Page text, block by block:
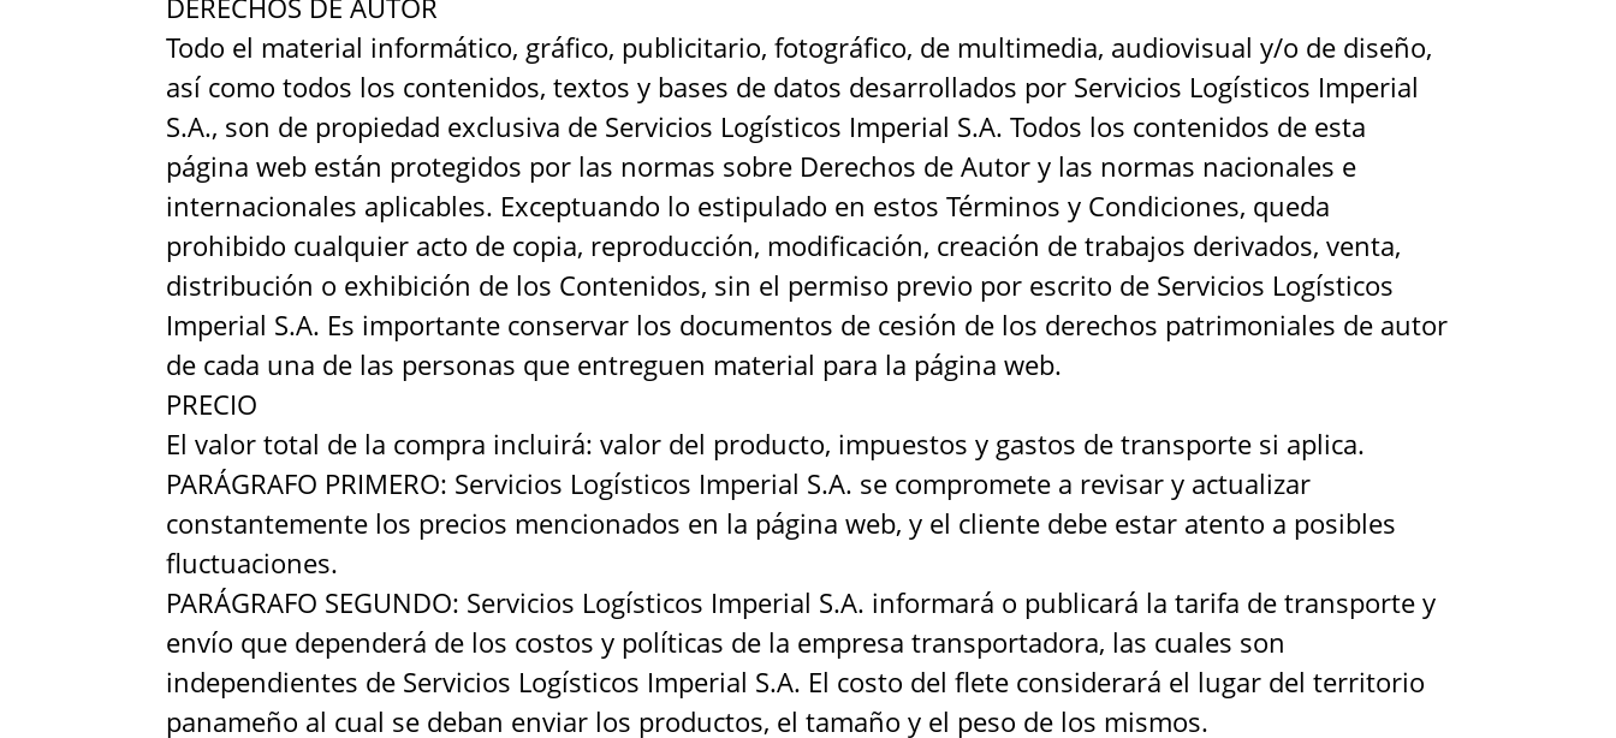
DERECHOS DE AUTOR
Todo el material informático, gráfico, publicitario, fotográfico, de multimedia, audiovisual y/o de diseño,
así como todos los contenidos, textos y bases de datos desarrollados por Servicios Logísticos Imperial
S.A., son de propiedad exclusiva de Servicios Logísticos Imperial S.A. Todos los contenidos de esta
página web están protegidos por las normas sobre Derechos de Autor y las normas nacionales e
internacionales aplicables. Exceptuando lo estipulado en estos Términos y Condiciones, queda
prohibido cualquier acto de copia, reproducción, modificación, creación de trabajos derivados, venta,
distribución o exhibición de los Contenidos, sin el permiso previo por escrito de Servicios Logísticos
Imperial S.A. Es importante conservar los documentos de cesión de los derechos patrimoniales de autor
de cada una de las personas que entreguen material para la página web.
PRECIO
El valor total de la compra incluirá: valor del producto, impuestos y gastos de transporte si aplica.
PARÁGRAFO PRIMERO: Servicios Logísticos Imperial S.A. se compromete a revisar y actualizar
constantemente los precios mencionados en la página web, y el cliente debe estar atento a posibles
fluctuaciones.
PARÁGRAFO SEGUNDO: Servicios Logísticos Imperial S.A. informará o publicará la tarifa de transporte y
envío que dependerá de los costos y políticas de la empresa transportadora, las cuales son
independientes de Servicios Logísticos Imperial S.A. El costo del flete considerará el lugar del territorio
panameño al cual se deban enviar los productos, el tamaño y el peso de los mismos.